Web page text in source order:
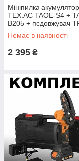
Мініпилка
TEX.AC ТАOE-S4 +
B205 + подовжувач
(шина 100 мм, 20 В, 7
Немає в наявності
2 395 ₴